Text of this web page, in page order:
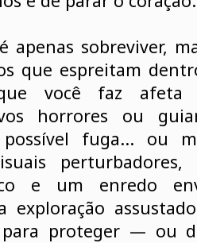
apenas sobreviver,
que espreitam
você faz afeta
horrores ou
fuga... ou
perturbadores,
e um enredo
exploração
proteger — ou